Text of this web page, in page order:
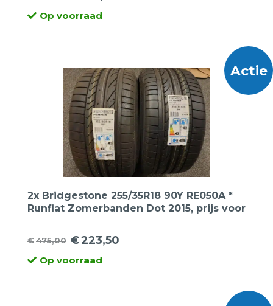
Oorspronkelijke
prijs
Huidige
prijsOp voorraad
Actie
2x Bridgestone 255/35R18 90Y RE050A *
Runflat Zomerbanden Dot 2015, prijs voor
€475,00
Oorspronkelijke
prijs
€223,50
Huidige
prijsOp voorraad